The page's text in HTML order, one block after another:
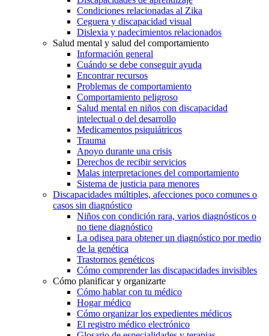
Condiciones relacionadas al Zika
Ceguera y discapacidad visual
Dislexia y padecimientos relacionados
Salud mental y salud del comportamiento
Información general
Cuándo se debe conseguir ayuda
Encontrar recursos
Problemas de comportamiento
Comportamiento peligroso
Salud mental en niños con discapacidad
intelectual o del desarrollo
Medicamentos psiquiátricos
Trauma
Apoyo durante una crisis
Derechos de recibir servicios
Malas interpretaciones del comportamiento
Sistema de justicia para menores
Discapacidades múltiples, afecciones poco comunes o
casos sin diagnóstico
Niños con condición rara, varios diagnósticos o
no tiene diagnóstico
La odisea para obtener un diagnóstico por medio
de la genética
Trastornos genéticos
Cómo comprender las discapacidades invisibles
Cómo planificar y organizarte
Cómo hablar con tu médico
Hogar médico
Cómo organizar los expedientes médicos
El registro médico electrónico